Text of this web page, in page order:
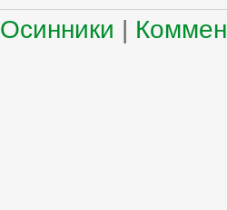
Осинники |